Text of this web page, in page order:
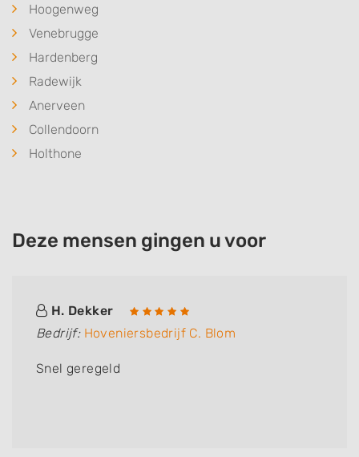
Hoogenweg
Venebrugge
Hardenberg
Radewijk
Anerveen
Collendoorn
Holthone
Deze mensen gingen u voor
H. Dekker
Bedrijf: Hoveniersbedrijf C. Blom
Snel geregeld